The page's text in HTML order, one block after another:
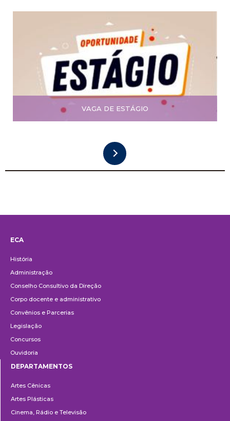
VAGA DE ESTÁGIO
ECA
História
Administração
Conselho Consultivo da Direção
Corpo docente e administrativo
Convênios e Parcerias
Legislação
Concursos
Ouvidoria
DEPARTAMENTOS
Artes Cênicas
Artes Plásticas
Cinema, Rádio e Televisão